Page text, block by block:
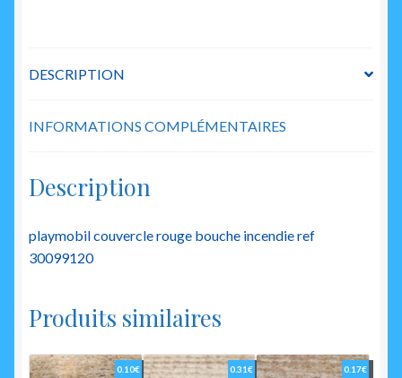
DESCRIPTION
INFORMATIONS COMPLÉMENTAIRES
Description
playmobil couvercle rouge bouche incendie ref
30099120
Produits similaires
0.10€ 0.31€ 0.17€